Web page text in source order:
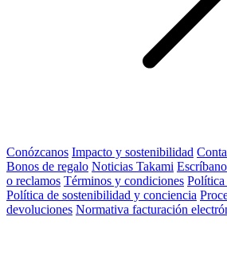
Conózcanos Impacto y sostenibilidad
Bonos de regalo Noticias Takami
o reclamos Términos y condiciones Política
Política de sostenibilidad y conciencia
devoluciones Normativa facturación